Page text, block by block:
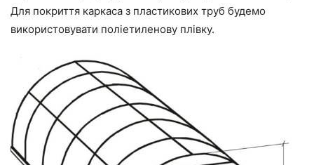
Для покриття каркаса з пластикових труб будемо
використовувати поліетиленову плівку.